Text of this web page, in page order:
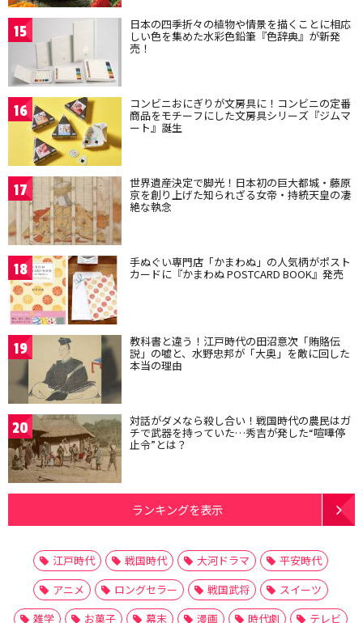
15 日本の四季折々の植物や情景を描くことに相応
しい色を集めた水彩色鉛筆『色辞典』が新発
売！
16 コンビニおにぎりが文房具に！コンビニの定番
商品をモチーフにした文房具シリーズ『ジムマ
ート』誕生
17 世界遺産決定で脚光！日本初の巨大都城・藤原
京を創り上げた知られざる女帝・持統天皇の凄
絶な執念
18 手ぬぐい専門店「かまわぬ」の人気柄がポスト
カードに『かまわぬ POSTCARD BOOK』発売
19 教科書と違う！江戸時代の田沼意次「賄賂伝
説」の嘘と、水野忠邦が「大奥」を敵に回した
本当の理由
20 対話がダメなら殺し合い！戦国時代の農民はガ
チで武器を持っていた…秀吉が発した“喧嘩停
止令”とは？
ランキングを表示
江戸時代 戦国時代 大河ドラマ
平安時代
アニメ
ロングセラー 戦国武将
スイーツ
雑学
お菓子 幕末 漫画 時代劇
テレビ